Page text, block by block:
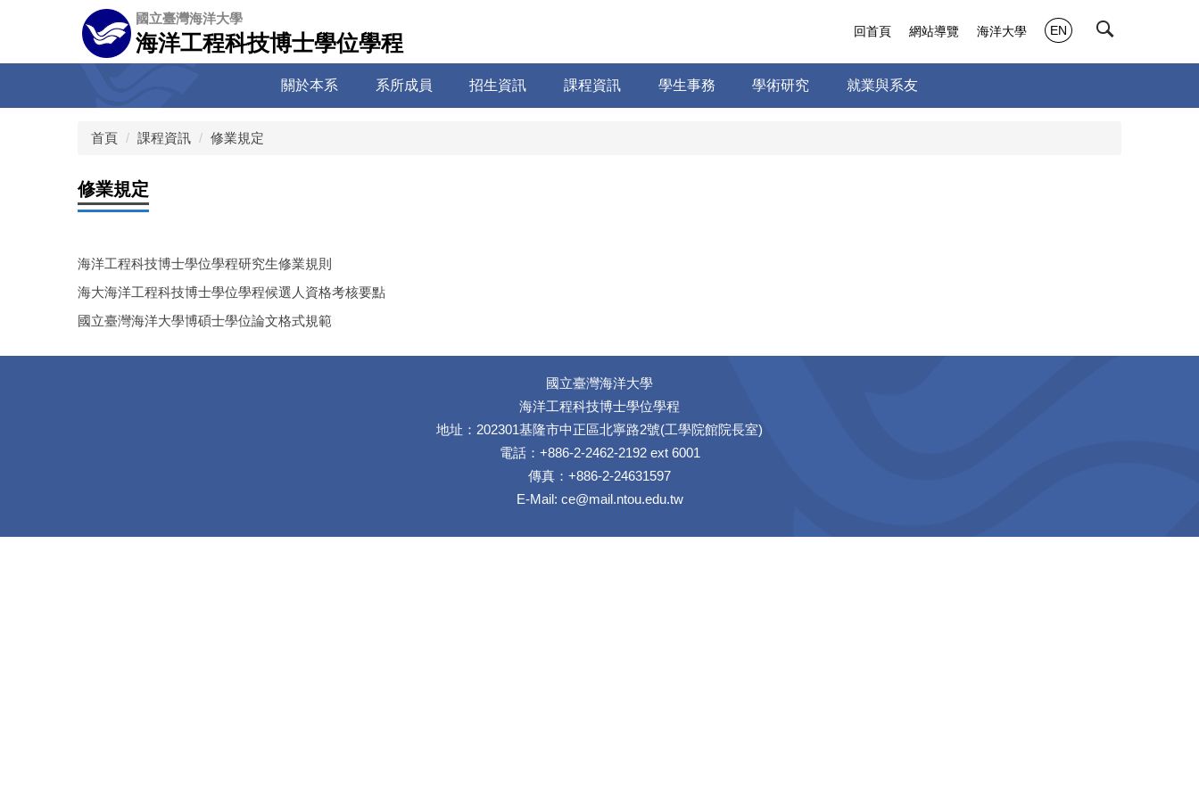
容
國立臺灣海洋大學
海洋工程科技博士學位學程
關於本系 系所成員 招生資訊 課程資訊 學生事務 學術研究 就業與系友
回首頁 網站導覽 海洋大學 EN
首頁 課程資訊 修業規定
修業規定
海洋工程科技博士學位學程研究生修業規則
海大海洋工程科技博士學位學程候選人資格考核要點
國立臺灣海洋大學博碩士學位論文格式規範
國立臺灣海洋大學
海洋工程科技博士學位學程
地址：202301基隆市中正區北寧路2號(工學院館院長室)
電話：+886-2-2462-2192 ext 6001
傳真：+886-2-24631597
E-Mail: ce@mail.ntou.edu.tw